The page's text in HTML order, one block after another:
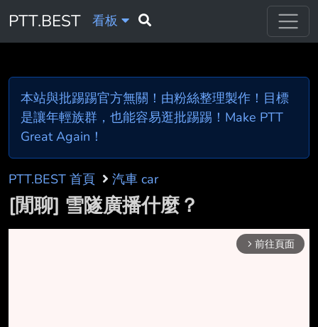
PTT.BEST 看板
本站與批踢踢官方無關！由粉絲整理製作！目標
是讓年輕族群，也能容易逛批踢踢！Make PTT
Great Again！
PTT.BEST 首頁 汽車 car
[閒聊] 雪隧廣播什麼？
arrow_forward_ios 前往頁面